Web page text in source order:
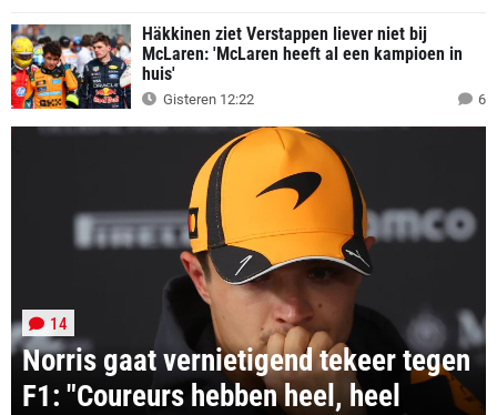
Häkkinen ziet Verstappen liever niet bij
McLaren: 'McLaren heeft al een kampioen in
huis'
Gisteren 12:22 6
Norris gaat vernietigend tekeer tegen
F1: "Coureurs hebben heel, heel
14